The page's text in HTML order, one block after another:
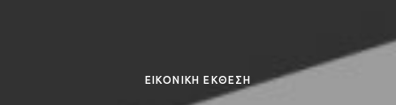
ΕΙΚΟΝΙΚΗ ΕΚΘΕΣΗ